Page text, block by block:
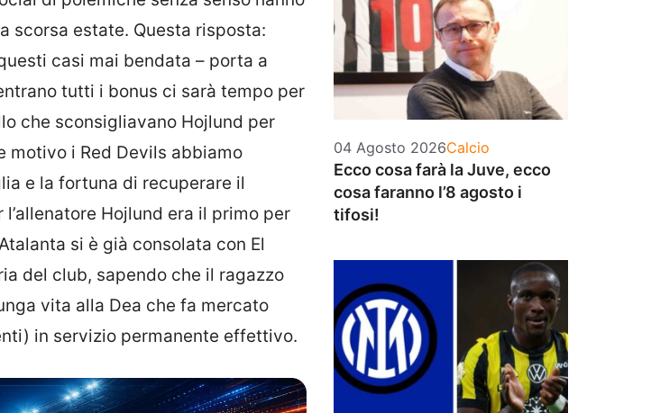
scorsa estate. Questa risposta:
casi mai bendata – porta a
tutti i bonus ci sarà tempo per
che sconsigliavano Hojlund per
motivo i Red Devils abbiamo
e la fortuna di recuperare il
Hojlund era il primo per
si è già consolata con El
del club, sapendo che il ragazzo
vita alla Dea che fa mercato
in servizio permanente effettivo.
04 Agosto 2026Categorie
Calcio
Ecco cosa farà la Juve, ecco
cosa faranno l’8 agosto i
tifosi!